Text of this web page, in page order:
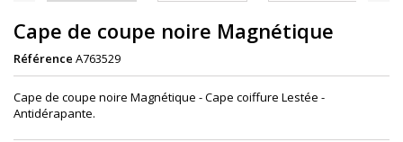
Cape de coupe noire Magnétique
Référence A763529
Cape de coupe noire Magnétique - Cape coiffure Lestée -
Antidérapante.